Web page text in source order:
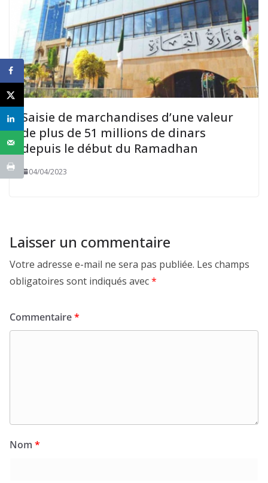
Saisie de marchandises d’une valeur
de plus de 51 millions de dinars
depuis le début du Ramadhan
04/04/2023
Laisser un commentaire
Votre adresse e-mail ne sera pas publiée. Les champs
obligatoires sont indiqués avec*
Commentaire*
Nom *